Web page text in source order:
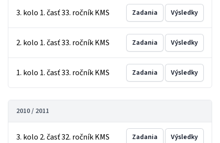
3. kolo 1. časť 33. ročník KMS Zadania Výsledky
2. kolo 1. časť 33. ročník KMS Zadania Výsledky
1. kolo 1. časť 33. ročník KMS Zadania Výsledky
2010 / 2011
3. kolo 2. časť 32. ročník KMS Zadania Výsledky